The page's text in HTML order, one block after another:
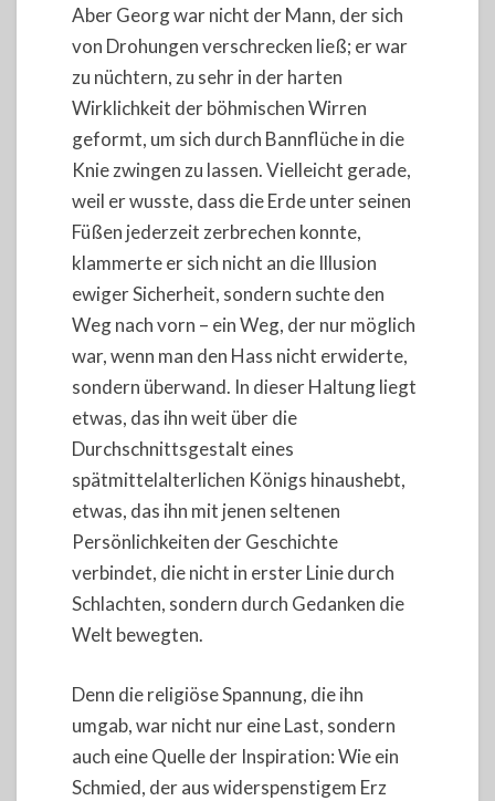
Aber Georg war nicht der Mann, der sich
von Drohungen verschrecken ließ; er war
zu nüchtern, zu sehr in der harten
Wirklichkeit der böhmischen Wirren
geformt, um sich durch Bannflüche in die
Knie zwingen zu lassen. Vielleicht gerade,
weil er wusste, dass die Erde unter seinen
Füßen jederzeit zerbrechen konnte,
klammerte er sich nicht an die Illusion
ewiger Sicherheit, sondern suchte den
Weg nach vorn – ein Weg, der nur möglich
war, wenn man den Hass nicht erwiderte,
sondern überwand. In dieser Haltung liegt
etwas, das ihn weit über die
Durchschnittsgestalt eines
spätmittelalterlichen Königs hinaushebt,
etwas, das ihn mit jenen seltenen
Persönlichkeiten der Geschichte
verbindet, die nicht in erster Linie durch
Schlachten, sondern durch Gedanken die
Welt bewegten.
Denn die religiöse Spannung, die ihn
umgab, war nicht nur eine Last, sondern
auch eine Quelle der Inspiration: Wie ein
Schmied, der aus widerspenstigem Erz